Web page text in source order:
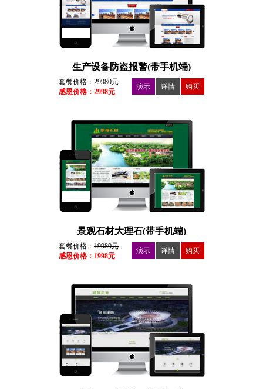
生产设备防盗报警(带手机端)
套餐价格： 29980元
感恩价格：2998元
演示 详情 购买
景观石材大理石(带手机端)
套餐价格： 19980元
感恩价格：1998元
演示 详情 购买